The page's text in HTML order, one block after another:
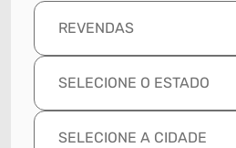
REVENDAS
SELECIONE O ESTADO
SELECIONE A CIDADE